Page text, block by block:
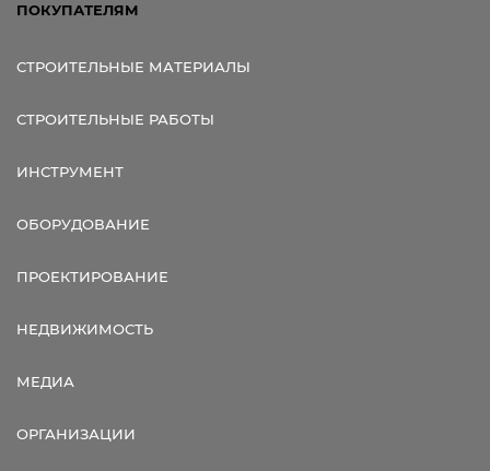
ПОКУПАТЕЛЯМ
СТРОИТЕЛЬНЫЕ МАТЕРИАЛЫ
СТРОИТЕЛЬНЫЕ РАБОТЫ
ИНСТРУМЕНТ
ОБОРУДОВАНИЕ
ПРОЕКТИРОВАНИЕ
НЕДВИЖИМОСТЬ
МЕДИА
ОРГАНИЗАЦИИ